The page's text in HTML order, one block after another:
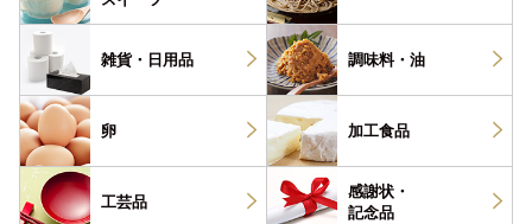
雑貨・ 日用品 調味料・ 油
卵 加工食品
工芸品
感謝状・
記念品